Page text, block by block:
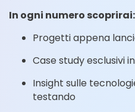
In ogni numero scoprirai:
Progetti appena
Case study esclusivi
Insight sulle
testando